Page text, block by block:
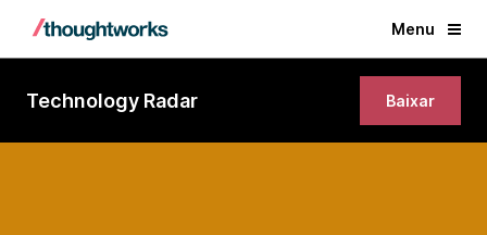
Menu
Technology Radar Baixar